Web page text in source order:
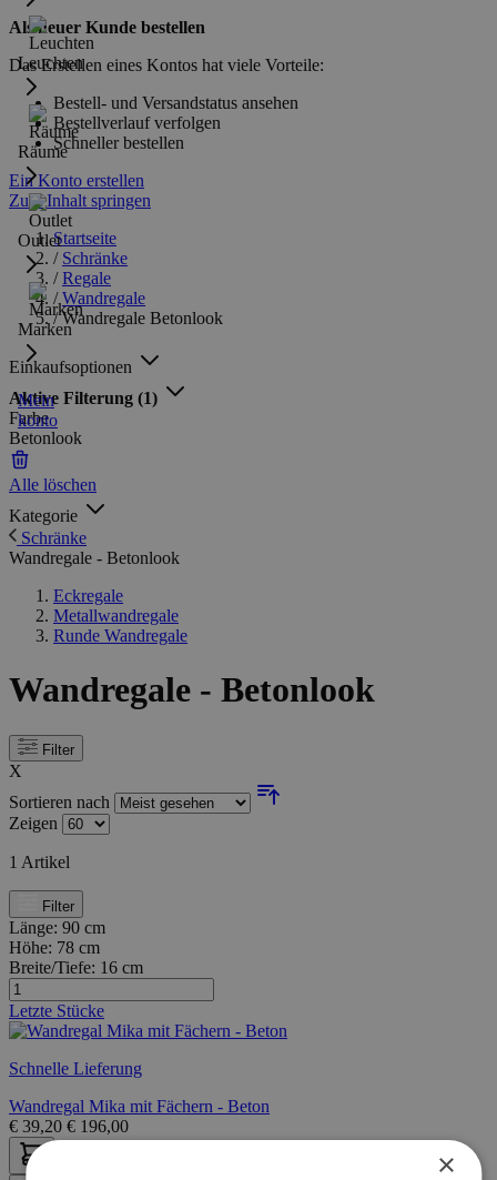
Leuchten
Räume
Outlet
Marken
Mein
konto
Als neuer Kunde bestellen
Das Erstellen eines Kontos hat viele Vorteile:
Bestell- und Versandstatus ansehen
Bestellverlauf verfolgen
Schneller bestellen
Ein Konto erstellen
Zum Inhalt springen
Startseite
/ Schränke
/ Regale
/ Wandregale
/ Wandregale Betonlook
Einkaufsoptionen
Aktive Filterung (1)
Farbe
Betonlook
Alle löschen
Kategorie
Schränke
Wandregale - Betonlook
Eckregale
Metallwandregale
Runde Wandregale
Wandregale - Betonlook
Filter
X
Sortieren nach
Zeigen
1 Artikel
Filter
Länge: 90 cm
Höhe: 78 cm
Breite/Tiefe: 16 cm
Letzte Stücke
Schnelle Lieferung
Wandregal Mika mit Fächern - Beton
€ 39,20 € 196,00
×